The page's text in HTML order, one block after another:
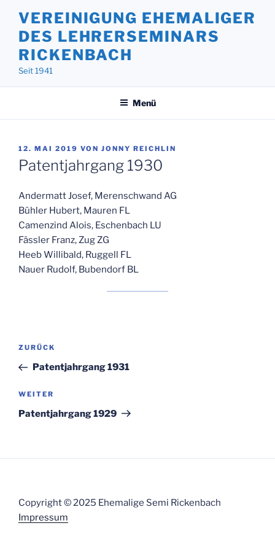
Inhalt
springen
VEREINIGUNG EHEMALIGER
DES LEHRERSEMINARS
RICKENBACH
Seit 1941
Menü
VERÖFFENTLICHT
AM
12. MAI 2019 VON JONNY REICHLIN
Patentjahrgang 1930
Andermatt Josef, Merenschwand AG
Bühler Hubert, Mauren FL
Camenzind Alois, Eschenbach LU
Fässler Franz, Zug ZG
Heeb Willibald, Ruggell FL
Nauer Rudolf, Bubendorf BL
Beitragsnavigation
Vorheriger
Beitrag
ZURÜCK
Patentjahrgang 1931
Nächster
Beitrag
WEITER
Patentjahrgang 1929
Copyright © 2025 Ehemalige Semi Rickenbach
Impressum